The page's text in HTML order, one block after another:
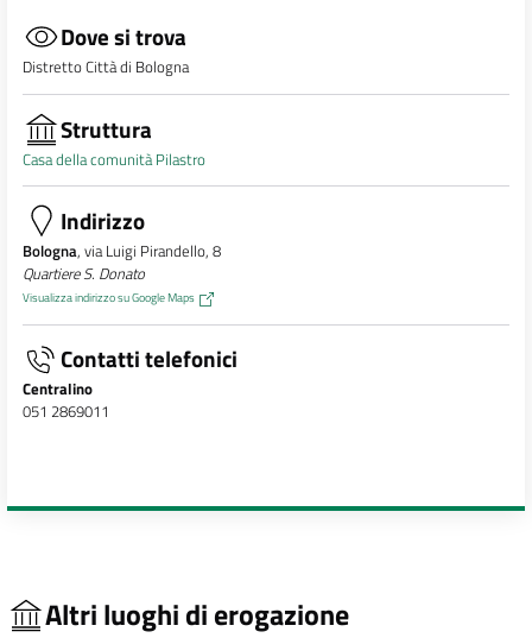
Dove si trova
Distretto Città di Bologna
Struttura
Casa della comunità Pilastro
Indirizzo
Bologna, via Luigi Pirandello, 8
Quartiere S. Donato
Visualizza indirizzo su Google Maps
Contatti telefonici
Centralino
051 2869011
Altri luoghi di erogazione